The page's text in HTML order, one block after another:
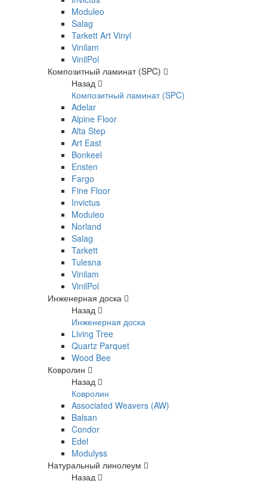
Moduleo
Salag
Tarkett Art Vinyl
Vinilam
VinilPol
Композитный ламинат (SPC)
Назад
Композитный ламинат (SPC)
Adelar
Alpine Floor
Alta Step
Art East
Bonkeel
Ensten
Fargo
Fine Floor
Invictus
Moduleo
Norland
Salag
Tarkett
Tulesna
Vinilam
VinilPol
Инженерная доска
Назад
Инженерная доска
Living Tree
Quartz Parquet
Wood Bee
Ковролин
Назад
Ковролин
Associated Weavers (AW)
Balsan
Condor
Edel
Modulyss
Натуральный линолеум
Назад